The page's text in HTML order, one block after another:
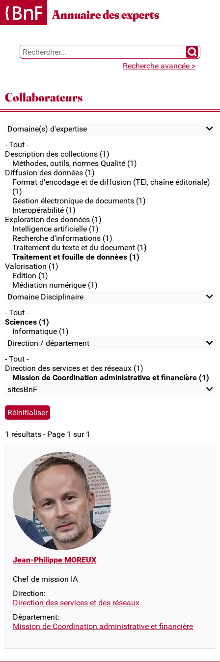
Gestion des cookies
Annuaire des experts
Chercher
Recherche avancée >
Collaborateurs
Domaine(s) d'expertise
- Tout -
Description des collections (1)
Méthodes, outils, normes Qualité (1)
Diffusion des données (1)
Format d'encodage et de diffusion (TEI, chaîne éditoriale)
(1)
Gestion électronique de documents (1)
Interopérabilité (1)
Exploration des données (1)
Intelligence artificielle (1)
Recherche d'informations (1)
Traitement du texte et du document (1)
Traitement et fouille de données (1)
Valorisation (1)
Edition (1)
Médiation numérique (1)
Domaine Disciplinaire
- Tout -
Sciences (1)
Informatique (1)
Direction / département
- Tout -
Direction des services et des réseaux (1)
Mission de Coordination administrative et financière (1)
sitesBnF
1 résultats - Page 1 sur 1
Jean-Philippe MOREUX
Chef de mission IA
Direction:
Direction des services et des réseaux
Département:
Mission de Coordination administrative et financière